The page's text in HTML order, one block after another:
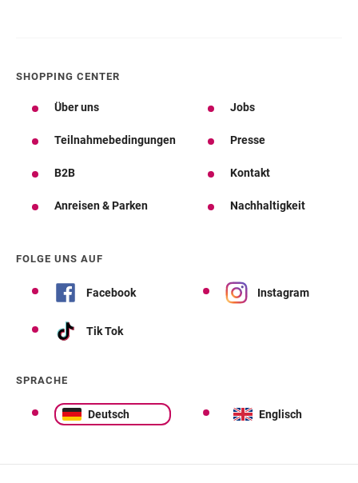
SHOPPING CENTER
Über uns Jobs
Teilnahmebedingungen Presse
B2B Kontakt
Anreisen & Parken Nachhaltigkeit
FOLGE UNS AUF
Facebook Instagram
Tik Tok
SPRACHE
Deutsch Englisch